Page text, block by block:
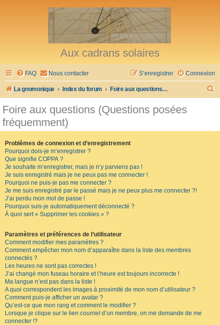
Aux cadrans solaires
FAQ Nous contacter Connexion
S’enregistrer
La gnomonique Index du forum Foire aux questions (Questions posées fréquemment)
Foire aux questions (Questions posées
fréquemment)
Problèmes de connexion et d’enregistrement
Pourquoi dois-je m’enregistrer ?
Que signifie COPPA ?
Je souhaite m’enregistrer, mais je n’y parviens pas !
Je suis enregistré mais je ne peux pas me connecter !
Pourquoi ne puis-je pas me connecter ?
Je me suis enregistré par le passé mais je ne peux plus me connecter ?!
J’ai perdu mon mot de passe !
Pourquoi suis-je automatiquement déconnecté ?
À quoi sert « Supprimer les cookies » ?
Paramètres et préférences de l’utilisateur
Comment modifier mes paramètres ?
Comment empêcher mon nom d’apparaître dans la liste des membres
connectés ?
Les heures ne sont pas correctes !
J’ai changé mon fuseau horaire et l’heure est toujours incorrecte !
Ma langue n’est pas dans la liste !
A quoi correspondent les images à proximité de mon nom d’utilisateur ?
Comment puis-je afficher un avatar ?
Qu’est-ce que mon rang et comment le modifier ?
Lorsque je clique sur le lien courriel d’un membre, on me demande de me
connecter !?